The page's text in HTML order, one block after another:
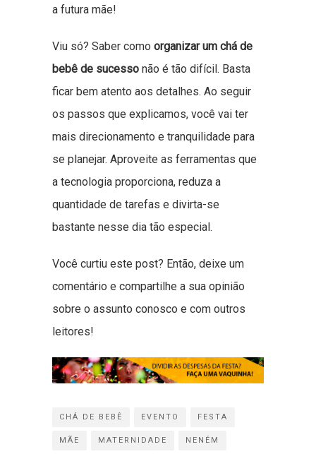
a futura mãe!
Viu só? Saber como organizar um chá de
bebê de sucesso não é tão difícil. Basta
ficar bem atento aos detalhes. Ao seguir
os passos que explicamos, você vai ter
mais direcionamento e tranquilidade para
se planejar. Aproveite as ferramentas que
a tecnologia proporciona, reduza a
quantidade de tarefas e divirta-se
bastante nesse dia tão especial.
Você curtiu este post? Então, deixe um
comentário e compartilhe a sua opinião
sobre o assunto conosco e com outros
leitores!
CHÁ DE BEBÊ EVENTO FESTA
MÃE MATERNIDADE NENÉM